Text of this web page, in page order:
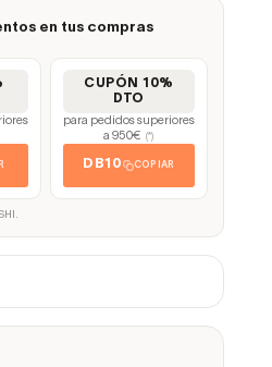
en tus compras
CUPÓN 10%
DTO
para pedidos superiores
a 950€
(*)
DB10 COPIAR